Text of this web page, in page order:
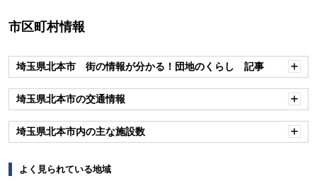
市区町村情報
埼玉県北本市 街の情報が分かる！団地のくらし 記事
埼玉県北本市の交通情報
埼玉県北本市内の主な施設数
よく見られている地域